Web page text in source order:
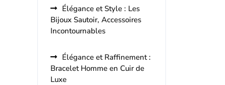
Élégance et Style : Les
Bijoux Sautoir, Accessoires
Incontournables
Élégance et Raffinement :
Bracelet Homme en Cuir de
Luxe